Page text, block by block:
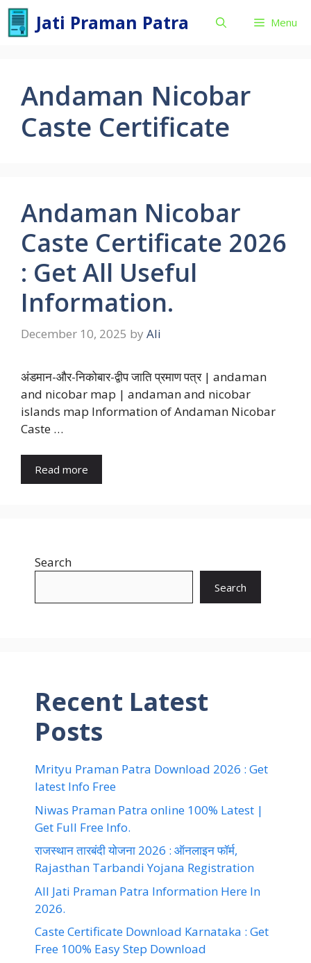
Skip
content
Jati Praman Patra Menu
Andaman Nicobar
Caste Certificate
Andaman Nicobar
Caste Certificate 2026
: Get All Useful
Information.
December 10, 2025 by Ali
अंडमान-और-निकोबार-द्वीप जाति प्रमाण पत्र | andaman
and nicobar map | andaman and nicobar
islands map Information of Andaman Nicobar
Caste …
Read more
Search
Search
Recent Latest
Posts
Mrityu Praman Patra Download 2026 : Get
latest Info Free
Niwas Praman Patra online 100% Latest |
Get Full Free Info.
राजस्थान तारबंदी योजना 2026 : ऑनलाइन फॉर्म,
Rajasthan Tarbandi Yojana Registration
All Jati Praman Patra Information Here In
2026.
Caste Certificate Download Karnataka : Get
Free 100% Easy Step Download